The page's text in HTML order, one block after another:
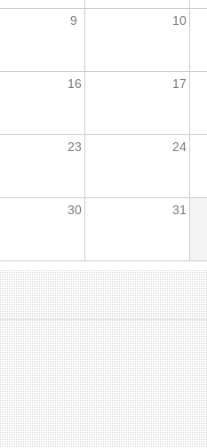
9 10
16 17
23 24
30 31